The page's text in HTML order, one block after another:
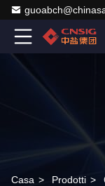
Casa > Prodotti >